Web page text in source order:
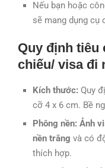
Nếu bạn hoặc
sẽ mang dụng cụ
Quy định tiêu
chiếu/ visa đi
Kích thước: Quy
cỡ 4 x 6 cm. Bề
Phông nền: Ảnh
nền trắng và có
thích hợp.